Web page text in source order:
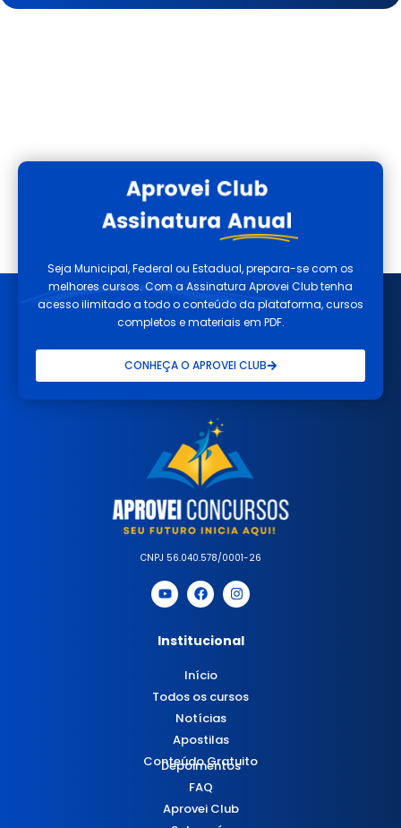
Seja Municipal, Federal ou Estadual, prepara-se com os
melhores cursos. Com a Assinatura Aprovei Club tenha
acesso ilimitado a todo o conteúdo da plataforma, cursos
completos e materiais em PDF.
CONHEÇA O APROVEI CLUB
CNPJ 56.040.578/0001-26
Institucional
Início
Todos os cursos
Notícias
Apostilas
Conteúdo Gratuito
Depoimentos
FAQ
Aprovei Club